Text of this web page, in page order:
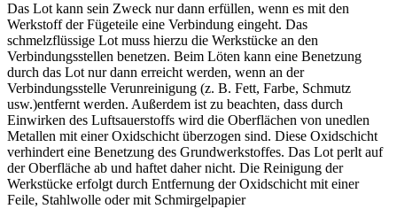
Das Lot kann sein Zweck nur dann erfüllen, wenn es mit den
Werkstoff der Fügeteile eine Verbindung eingeht. Das
schmelzflüssige Lot muss hierzu die Werkstücke an den
Verbindungsstellen benetzen. Beim Löten kann eine Benetzung
durch das Lot nur dann erreicht werden, wenn an der
Verbindungsstelle Verunreinigung (z. B. Fett, Farbe, Schmutz
usw.)entfernt werden. Außerdem ist zu beachten, dass durch
Einwirken des Luftsauerstoffs wird die Oberflächen von unedlen
Metallen mit einer Oxidschicht überzogen sind. Diese Oxidschicht
verhindert eine Benetzung des Grundwerkstoffes. Das Lot perlt auf
der Oberfläche ab und haftet daher nicht. Die Reinigung der
Werkstücke erfolgt durch Entfernung der Oxidschicht mit einer
Feile, Stahlwolle oder mit Schmirgelpapier